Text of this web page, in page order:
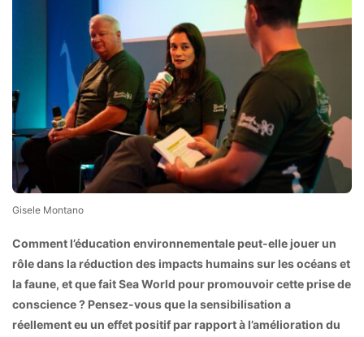
Gisele Montano
Comment l’éducation environnementale peut-elle jouer un
rôle dans la réduction des impacts humains sur les océans et
la faune, et que fait Sea World pour promouvoir cette prise de
conscience ? Pensez-vous que la sensibilisation a
réellement eu un effet positif par rapport à l’amélioration du